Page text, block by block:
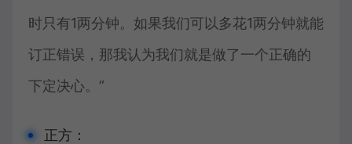
时只有1两分钟。如果我们可以多花1两分钟就能
订正错误，那我认为我们就是做了一个正确的
下定决心。”
正方：